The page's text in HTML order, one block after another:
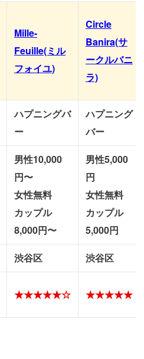
Mille-
Feuille(ミル
フォイユ)
Circle
Banira(サ
ークルバニ
ラ)
ハプニングバ
ー
ハプニング
バー
男性10,000
円〜
女性無料
カップル
8,000円〜
男性5,000
円
女性無料
カップル
5,000円
渋谷区 渋谷区
★★★★★☆ ★★★★★